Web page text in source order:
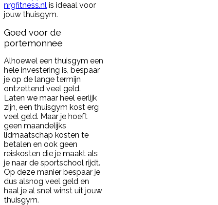
nrgfitness.nl is ideaal voor
jouw thuisgym.
Goed voor de
portemonnee
Alhoewel een thuisgym een
hele investering is, bespaar
je op de lange termijn
ontzettend veel geld.
Laten we maar heel eerlijk
zijn, een thuisgym kost erg
veel geld. Maar je hoeft
geen maandelijks
lidmaatschap kosten te
betalen en ook geen
reiskosten die je maakt als
je naar de sportschool rijdt.
Op deze manier bespaar je
dus alsnog veel geld en
haal je al snel winst uit jouw
thuisgym.